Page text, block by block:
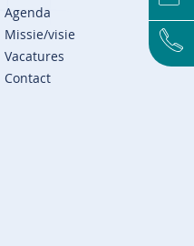
Agenda
Missie/visie
Vacatures
Contact